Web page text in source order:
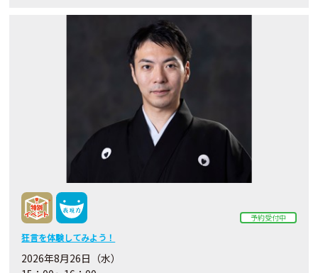
予約受付中
狂言を体験してみよう！
2026年8月26日（水）